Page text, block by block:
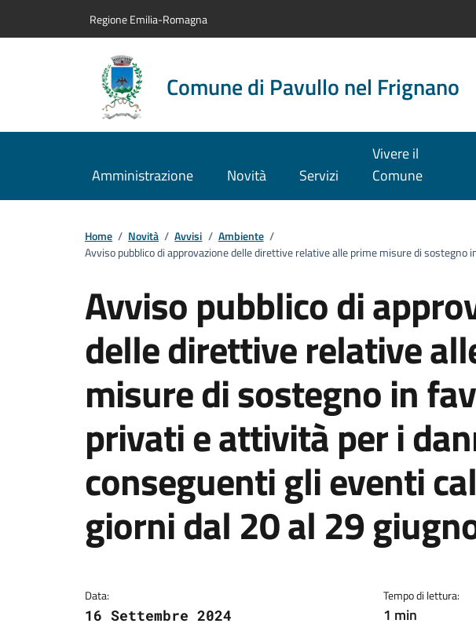
Regione Emilia-Romagna
Comune di Pavullo nel Frignano
Amministrazione Novità Servizi
Vivere il
Comune
Home / Novità / Avvisi / Ambiente /
Avviso pubblico di approvazione delle direttive relative alle prime misure di
Avviso pubblico di
delle direttive relative
misure di sostegno in
privati e attività per i
conseguenti gli eventi
giorni dal 20 al 29
Data:
16 Settembre 2024
Tempo di lettura:
1 min